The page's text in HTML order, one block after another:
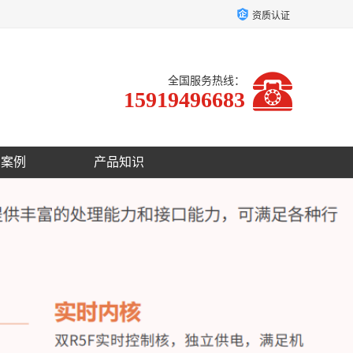
资质认证
全国服务热线：
15919496683
例 产品知识